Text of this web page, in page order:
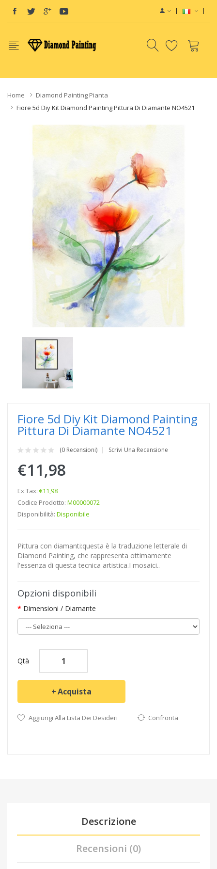
Vape dealse-LiquidVape hardwareE-Liquids
Home
Diamond Painting Pianta
Fiore 5d Diy Kit Diamond Painting Pittura Di Diamante NO4521
Fiore 5d Diy Kit Diamond Painting
Pittura Di Diamante NO4521
(0 Recensioni) Scrivi Una Recensione
€11,98
Ex Tax: €11,98
Codice Prodotto: M00000072
Disponibilità: Disponibile
Pittura con diamanti:questa è la traduzione letterale di
Diamond Painting, che rappresenta ottimamente
l'essenza di questa tecnica artistica.I mosaici..
Opzioni disponibili
Dimensioni / Diamante
Qtà
Acquista
Aggiungi Alla Lista Dei Desideri Confronta
Descrizione
Recensioni (0)